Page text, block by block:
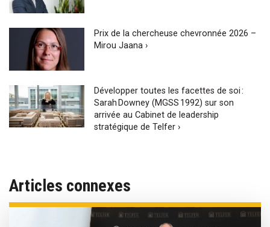
Prix de la chercheuse chevronnée 2026 –
Mirou Jaana ›
Développer toutes les facettes de soi :
Sarah Downey (MGSS 1992) sur son
arrivée au Cabinet de leadership
stratégique de Telfer ›
Articles connexes